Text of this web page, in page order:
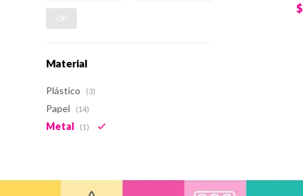
$
OK
Material
Plástico (3)
Papel (14)
Metal (1)